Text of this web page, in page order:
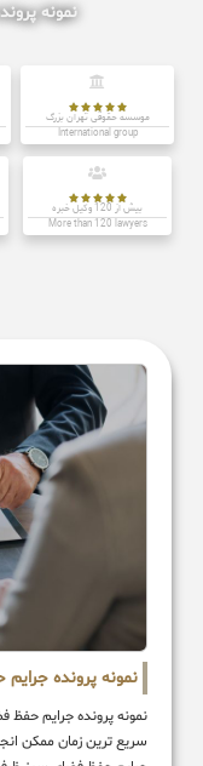
نمونه





موسسه حقوقی تهران بزرگ
International group





بیش از 120 وکیل خبره
More than 120 lawyers
نمونه پرونده
نمونه پرونده جرایم
سریع ترین زمان ممکن